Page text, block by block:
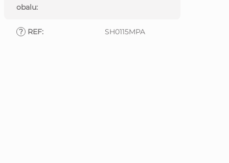
obalu:
? REF: SH0115MPA